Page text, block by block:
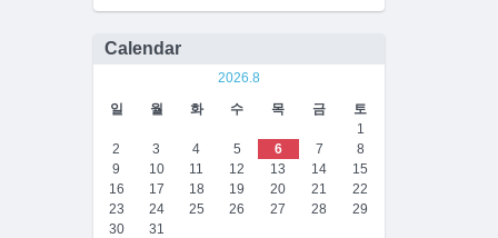
Calendar
2026.8
일
월 화 수 목 금
토
1
2
3 4 5 6 7
8
9
10 11 12 13 14
15
16
17 18 19 20 21
22
23
24 25 26 27 28
29
30
31